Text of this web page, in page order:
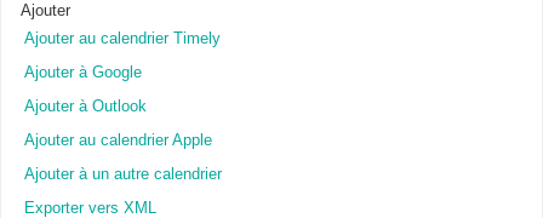
Ajouter
Ajouter au calendrier Timely
Ajouter à Google
Ajouter à Outlook
Ajouter au calendrier Apple
Ajouter à un autre calendrier
Exporter vers XML